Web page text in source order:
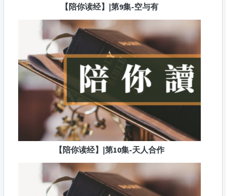
【陪你读经】|第9集-空与有
【陪你读经】|第10集-天人合作